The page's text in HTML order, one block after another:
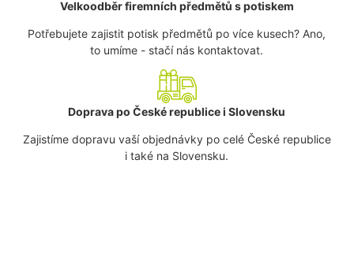
Velkoodběr firemních předmětů s potiskem
Potřebujete zajistit potisk předmětů po více kusech? Ano,
to umíme - stačí nás kontaktovat.
Doprava po České republice i Slovensku
Zajistíme dopravu vaší objednávky po celé České republice
i také na Slovensku.